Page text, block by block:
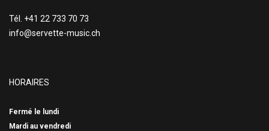
Tél. +41 22 733 70 73
info@servette-music.ch
HORAIRES
Fermé le lundi
Mardi au vendredi